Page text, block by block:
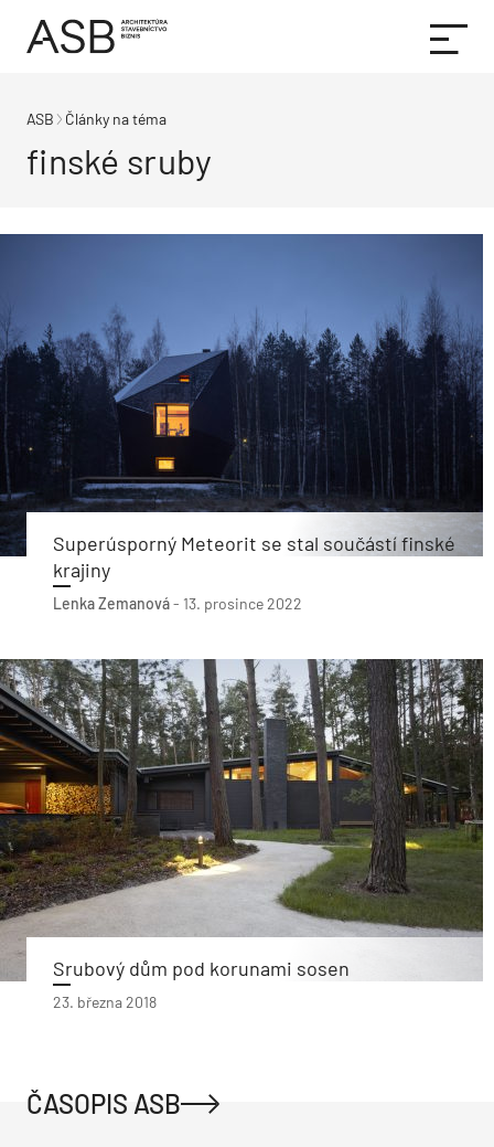
ASB Články na téma
finské sruby
Superúsporný Meteorit se stal součástí finské
krajiny
Lenka Zemanová- 13. prosince 2022
Srubový dům pod korunami sosen
23. března 2018
ČASOPIS ASB